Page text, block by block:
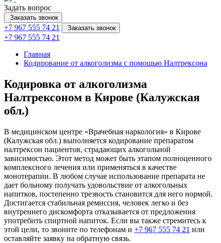
Задать вопрос
Заказать звонок
+7 967 555 74 21 Заказать звонок
+7 967 555 74 21
Главная
Кодирование от алкоголизма с помощью Налтрексона
Кодировка от алкоголизма
Налтрексоном в Кирове (Калужская
обл.)
В медицинском центре «Врачебная наркология» в Кирове
(Калужская обл.) выполняется кодирование препаратом
налтрексон пациентов, страдающих алкогольной
зависимостью. Этот метод может быть этапом полноценного
комплексного лечения или применяться в качестве
монотерапии. В любом случае использование препарата не
дает больному получать удовольствие от алкогольных
напитков, постепенно трезвость становится для него нормой.
Достигается стабильная ремиссия, человек легко и без
внутреннего дискомфорта отказывается от предложения
употребить спиртной напиток. Если вы также стремитесь к
этой цели, то звоните по телефонам и +7 967 555 74 21 или
оставляйте заявку на обратную связь.